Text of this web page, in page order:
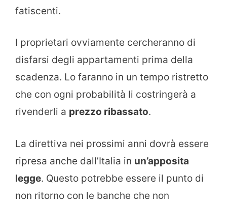
fatiscenti.
I proprietari ovviamente cercheranno di
disfarsi degli appartamenti prima della
scadenza. Lo faranno in un tempo ristretto
che con ogni probabilità li costringerà a
rivenderli a prezzo ribassato.
La direttiva nei prossimi anni dovrà essere
ripresa anche dall’Italia in un’apposita
legge. Questo potrebbe essere il punto di
non ritorno con le banche che non